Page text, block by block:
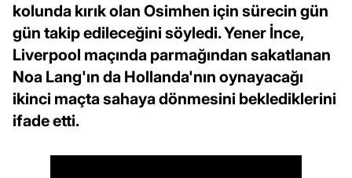
kolunda kırık olan Osimhen için sürecin gün
gün takip edileceğini söyledi. Yener İnce,
Liverpool maçında parmağından sakatlanan
Noa Lang'ın da Hollanda'nın oynayacağı
ikinci maçta sahaya dönmesini beklediklerini
ifade etti.